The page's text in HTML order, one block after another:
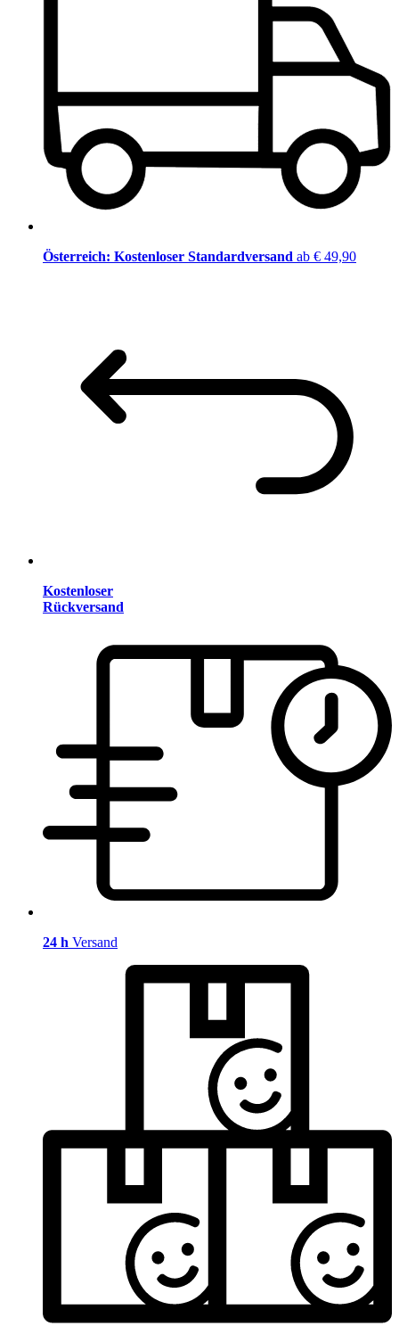
Österreich: Kostenloser Standardversand ab € 49,90
Kostenloser
Rückversand
24 h Versand